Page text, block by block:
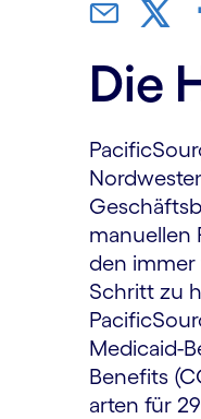
Die
manuellen
den immer
Schritt zu
Medicaid-
Benefits
arten für